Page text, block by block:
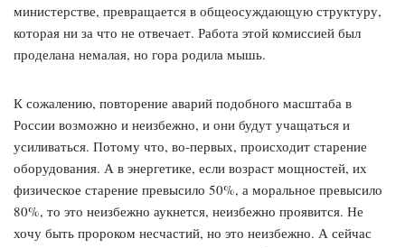
министерстве, превращается в общеосуждающую структуру,
которая ни за что не отвечает. Работа этой комиссией был
проделана немалая, но гора родила мышь.
К сожалению, повторение аварий подобного масштаба в
России возможно и неизбежно, и они будут учащаться и
усиливаться. Потому что, во-первых, происходит старение
оборудования. А в энергетике, если возраст мощностей, их
физическое старение превысило 50%, а моральное превысило
80%, то это неизбежно аукнется, неизбежно проявится. Не
хочу быть пророком несчастий, но это неизбежно. А сейчас